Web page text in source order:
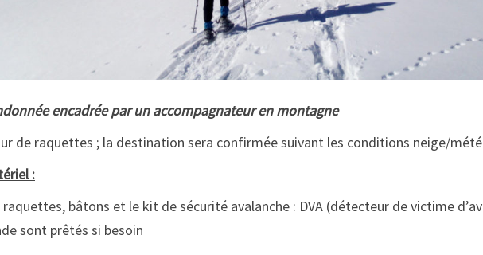
encadrée par un accompagnateur en montagne
de raquettes ; la destination sera confirmée suivant les conditions neige/
:
raquettes, bâtons et le kit de sécurité avalanche : DVA (détecteur de victime
sont prêtés si besoin